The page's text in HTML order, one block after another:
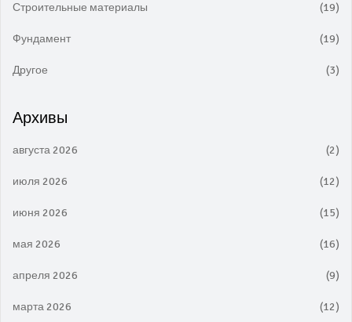
Строительные материалы (19)
Фундамент (19)
Другое (3)
Архивы
августа 2026 (2)
июля 2026 (12)
июня 2026 (15)
мая 2026 (16)
апреля 2026 (9)
марта 2026 (12)